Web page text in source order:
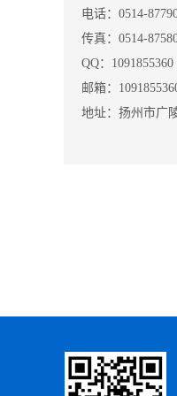
电话：0514-
传真：0514-
QQ：1091855360
邮箱：
地址：扬州市广